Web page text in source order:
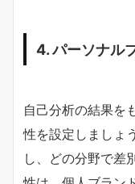
4. パーソナル
自己分析の結果を
性を設定しましょ
し、どの分野で差